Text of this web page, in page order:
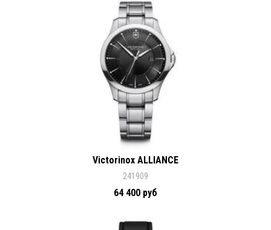
Victorinox ALLIANCE
241909
64 400 руб